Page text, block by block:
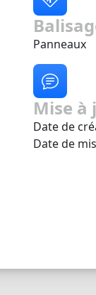
Panneaux
Mise à
Date de
Date de